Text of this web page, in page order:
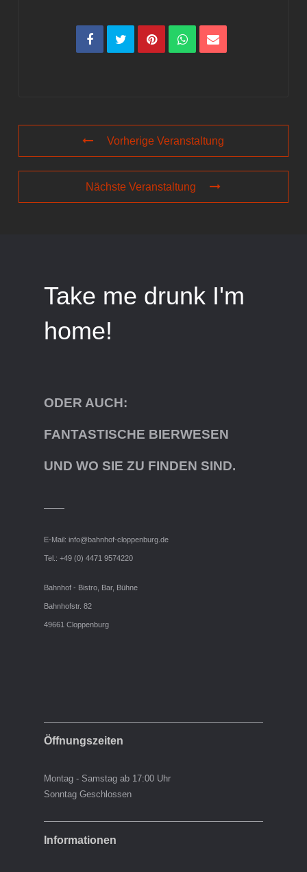
Vorherige Veranstaltung
Nächste Veranstaltung
Take me drunk I'm
home!
ODER AUCH:
FANTASTISCHE BIERWESEN
UND WO SIE ZU FINDEN SIND.
E-Mail: info@bahnhof-cloppenburg.de
Tel.: +49 (0) 4471 9574220
Bahnhof - Bistro, Bar, Bühne
Bahnhofstr. 82
49661 Cloppenburg
Öffnungszeiten
Montag - Samstag ab 17:00 Uhr
Sonntag Geschlossen
Informationen